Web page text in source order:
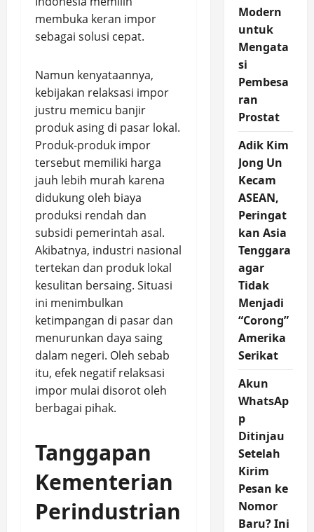
membuka keran impor
sebagai solusi cepat.
Namun kenyataannya,
kebijakan relaksasi impor
justru memicu banjir
produk asing di pasar lokal.
Produk-produk impor
tersebut memiliki harga
jauh lebih murah karena
didukung oleh biaya
produksi rendah dan
subsidi pemerintah asal.
Akibatnya, industri nasional
tertekan dan produk lokal
kesulitan bersaing. Situasi
ini menimbulkan
ketimpangan di pasar dan
menurunkan daya saing
dalam negeri. Oleh sebab
itu, efek negatif relaksasi
impor mulai disorot oleh
berbagai pihak.
Tanggapan
Kementerian
Perindustrian
Modern
untuk
Mengata
si
Pembesa
ran
Prostat
Adik Kim
Jong Un
Kecam
ASEAN,
Peringat
kan Asia
Tenggara
agar
Tidak
Menjadi
“Corong”
Amerika
Serikat
Akun
WhatsAp
p
Ditinjau
Setelah
Kirim
Pesan ke
Nomor
Baru? Ini